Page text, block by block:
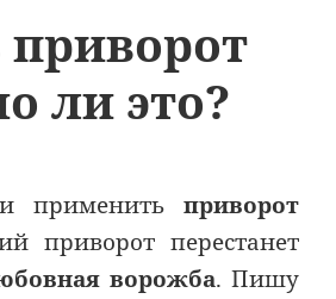
ли это?
применить приворот
приворот перестанет
ворожба. Пишу